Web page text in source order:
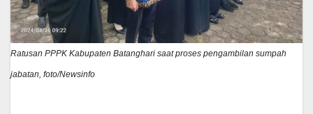
Ratusan PPPK Kabupaten Batanghari saat proses pengambilan sumpah
jabatan, foto/Newsinfo